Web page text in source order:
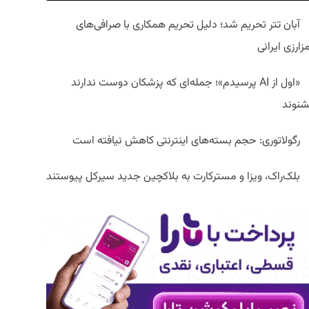
آبان تتر تحریم شد؛ دلیل تحریم همکاری با صرافی‌های
ایرانی
«اول از AI پرسیدم»؛ جمله‌ای که پزشکان دوست ندارند
رگولاتوری: حجم بسته‌های اینترنتی کاهش نیافته است
بلک‌راک، ویزا و مسترکارت به بلاکچین جدید سیرکل پیوستند